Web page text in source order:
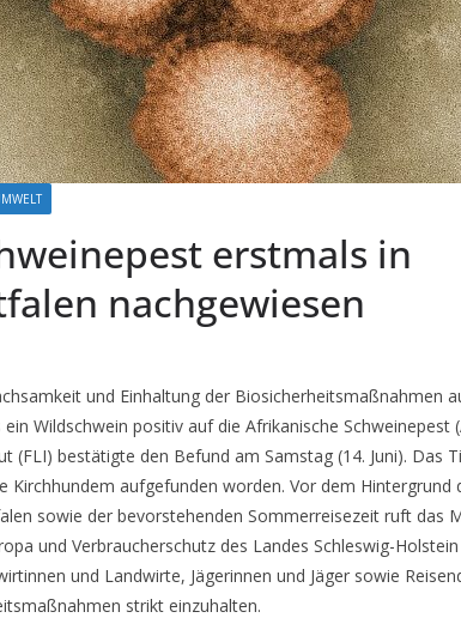
erstmals in
nachgewiesen
und Einhaltung der Biosicherheitsmaßnahmen
Wildschwein positiv auf die Afrikanische Schweinepest
(FLI) bestätigte den Befund am Samstag (14. Juni). Das
Kirchhundem aufgefunden worden. Vor dem Hintergrund
sowie der bevorstehenden Sommerreisezeit ruft das
und Verbraucherschutz des Landes Schleswig-
und Landwirte, Jägerinnen und Jäger sowie
strikt einzuhalten.